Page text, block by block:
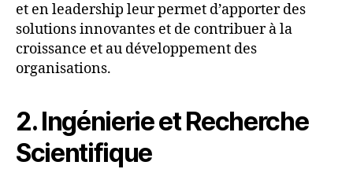
et en leadership leur permet d’apporter des
solutions innovantes et de contribuer à la
croissance et au développement des
organisations.
2. Ingénierie et Recherche
Scientifique